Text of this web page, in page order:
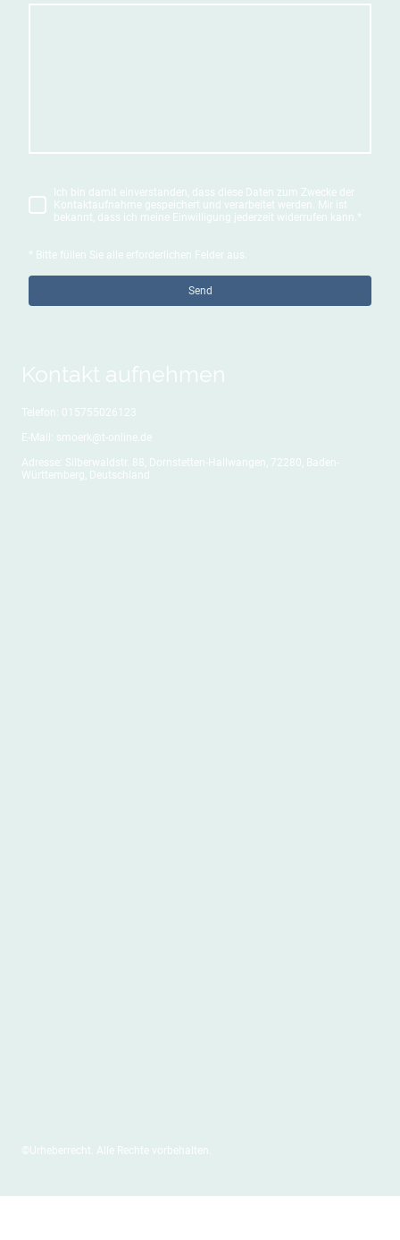
Ich bin damit einverstanden, dass diese Daten zum Zwecke der
Kontaktaufnahme gespeichert und verarbeitet werden. Mir ist
bekannt, dass ich meine Einwilligung jederzeit widerrufen kann. *
* Bitte füllen Sie alle erforderlichen Felder aus.
Send
Kontakt aufnehmen
Telefon: 015755026123
E-Mail: smoerk@t-online.de
Adresse: Silberwaldstr. 88, Dornstetten-Hallwangen, 72280, Baden-
Württemberg, Deutschland
©Urheberrecht. Alle Rechte vorbehalten.